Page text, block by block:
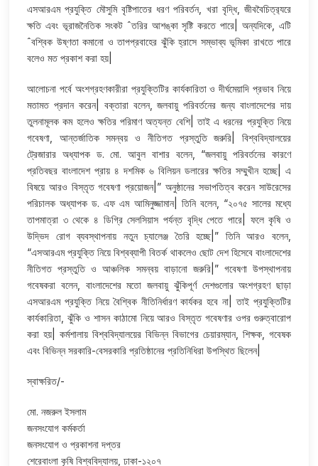
এসআরএম প্রযুক্তি মৌসুমি বৃষ্টিপাতের ধরণ পরিবর্তন, খরা বৃদ্ধি, জীববৈচিত্র‍্যরে
ক্ষতি এবং ভূরাজনৈতিক সংকট ˆতরির আশঙ্কা সৃষ্টি করতে পারে| অন্যদিকে, এটি
ˆবশ্বিক উষ্ণতা কমানো ও তাপপ্রবাহের ঝুঁকি হ্রাসে সম্ভাব্য ভূমিকা রাখতে পারে
বলেও মত প্রকাশ করা হয়|
আলোচনা পর্বে অংশগ্রহণকারীরা প্রযুক্তিটির কার্যকারিতা ও দীর্ঘমেয়াদি প্রভাব নিয়ে
মতামত প্রদান করেন| বক্তারা বলেন, জলবায়ু পরিবর্তনের জন্য বাংলাদেশের দায়
তুলনামূলক কম হলেও ক্ষতির পরিমাণ অত্যন্ত বেশি| তাই এ ধরনের প্রযুক্তি নিয়ে
গবেষণা, আন্তর্জাতিক সমন্বয় ও নীতিগত প্রস্তুতি জরুরি| বিশ্ববিদ্যালয়ের
ট্রেজারার অধ্যাপক ড. মো. আবুল বাশার বলেন, “জলবায়ু পরিবর্তনের কারণে
প্রতিবছর বাংলাদেশ প্রায় ৪ দশমিক ৬ বিলিয়ন ডলারের ক্ষতির সম্মুখীন হচ্ছে| এ
বিষয়ে আরও বিস্তৃত গবেষণা প্রয়োজন|” অনুষ্ঠানের সভাপতিত্ব করেন সাউরেসের
পরিচালক অধ্যাপক ড. এফ এম আমিনুজ্জামান| তিনি বলেন, “২০৭৫ সালের মধ্যে
তাপমাত্রা ৩ থেকে ৪ ডিগ্রি সেলসিয়াস পর্যন্ত বৃদ্ধি পেতে পারে| ফলে কৃষি ও
উদ্ভিদ রোগ ব্যবস্থাপনায় নতুন চ্যালেঞ্জ তৈরি হচ্ছে|” তিনি আরও বলেন,
“এসআরএম প্রযুক্তি নিয়ে বিশ্বব্যাপী বিতর্ক থাকলেও ছোট দেশ হিসেবে বাংলাদেশের
নীতিগত প্রস্তুতি ও আঞ্চলিক সমন্বয় বাড়ানো জরুরি|” গবেষণা উপস্থাপনায়
গবেষকরা বলেন, বাংলাদেশের মতো জলবায়ু ঝুঁকিপূর্ণ দেশগুলোর অংশগ্রহণ ছাড়া
এসআরএম প্রযুক্তি নিয়ে বৈশ্বিক নীতিনির্ধারণ কার্যকর হবে না| তাই প্রযুক্তিটির
কার্যকারিতা, ঝুঁকি ও শাসন কাঠামো নিয়ে আরও বিস্তৃত গবেষণার ওপর গুরুত্বারোপ
করা হয়| কর্মশালায় বিশ্ববিদ্যালয়ের বিভিন্ন বিভাগের চেয়ারম্যান, শিক্ষক, গবেষক
এবং বিভিন্ন সরকারি-বেসরকারি প্রতিষ্ঠানের প্রতিনিধিরা উপস্থিত ছিলেন|
স্বাক্ষরিত/-
মো. নজরুল ইসলাম
জনসংযোগ কর্মকর্তা
জনসংযোগ ও প্রকাশনা দপ্তর
শেরেবাংলা কৃষি বিশ্ববিদ্যালয়, ঢাকা-১২০৭